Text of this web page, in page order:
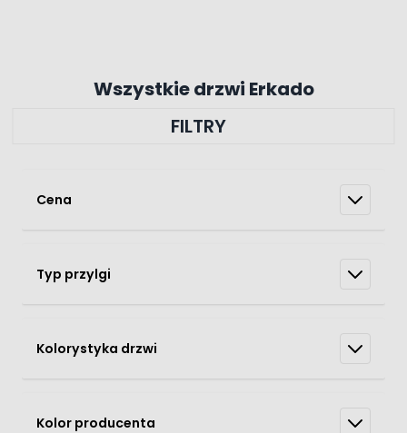
Wszystkie drzwi Erkado
FILTRY
Cena
Typ przylgi
Kolorystyka drzwi
Kolor producenta